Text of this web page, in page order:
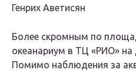
Генрих Аветисян
Более скромным по
океанариум в ТЦ «РИО»
Помимо наблюдения за